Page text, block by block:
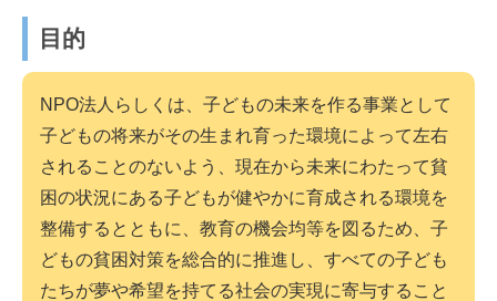
目的
NPO法人らしくは、子どもの未来を作る事業として
子どもの将来がその生まれ育った環境によって左右
されることのないよう、現在から未来にわたって貧
困の状況にある子どもが健やかに育成される環境を
整備するとともに、教育の機会均等を図るため、子
どもの貧困対策を総合的に推進し、すべての子ども
たちが夢や希望を持てる社会の実現に寄与すること